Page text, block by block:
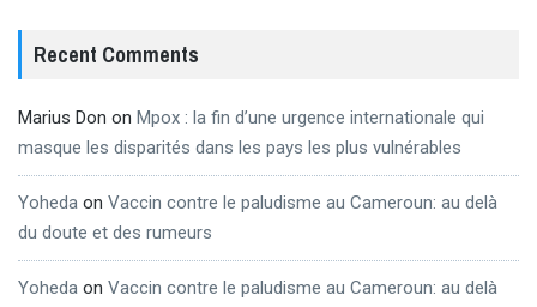
Recent Comments
Marius Don on Mpox : la fin d’une urgence internationale qui
masque les disparités dans les pays les plus vulnérables
Yoheda on Vaccin contre le paludisme au Cameroun: au delà
du doute et des rumeurs
Yoheda on Vaccin contre le paludisme au Cameroun: au delà